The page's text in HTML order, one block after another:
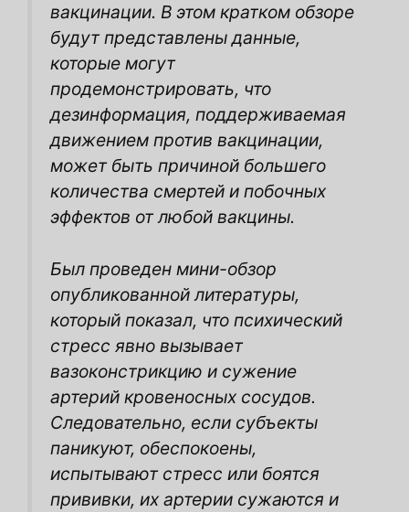
вакцинации. В этом кратком обзоре
будут представлены данные,
которые могут
продемонстрировать, что
дезинформация, поддерживаемая
движением против вакцинации,
может быть причиной большего
количества смертей и побочных
эффектов от любой вакцины.
Был проведен мини-обзор
опубликованной литературы,
который показал, что психический
стресс явно вызывает
вазоконстрикцию и сужение
артерий кровеносных сосудов.
Следовательно, если субъекты
паникуют, обеспокоены,
испытывают стресс или боятся
прививки, их артерии сужаются и